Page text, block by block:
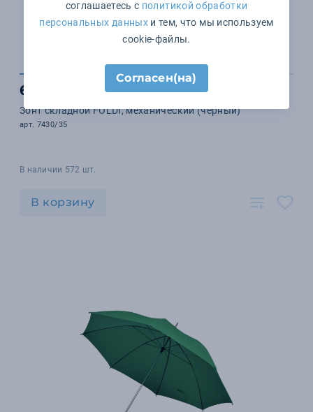
685 ₽
Зонт складной FOLDI, механический (черный)
арт. 7430/35
В наличии 572 шт.
В корзину
соглашаетесь с политикой обработки
персональных данныхи тем, что мы используем
cookie-файлы.
Согласен(на)